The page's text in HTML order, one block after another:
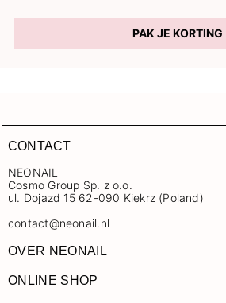
PAK JE KORTING
CONTACT
NEONAIL
Cosmo Group Sp. z o.o.
ul. Dojazd 15 62-090 Kiekrz (Poland)
contact@neonail.nl
OVER NEONAIL
ONLINE SHOP